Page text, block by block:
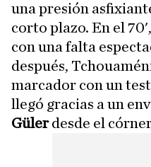
una presión
corto plazo. En el
con una falta
después,
marcador con un
llegó gracias a un
Gülerdesde el